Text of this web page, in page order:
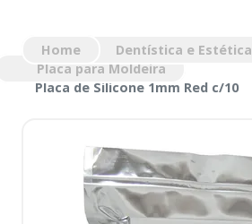
Home
Dentística e Estética
Placa para Moldeira
Placa de Silicone 1mm Red c/10